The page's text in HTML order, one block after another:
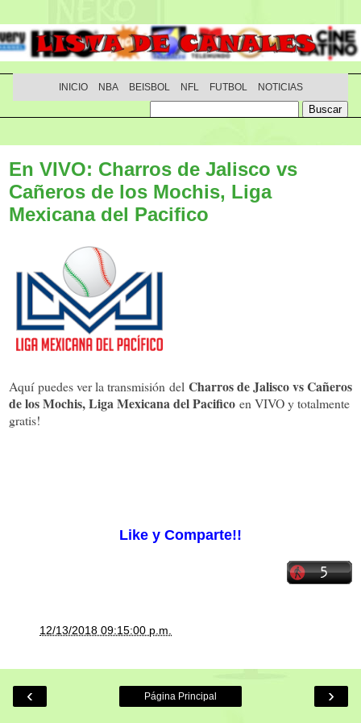
INICIO NBA BEISBOL NFL FUTBOL NOTICIAS
En VIVO: Charros de Jalisco vs
Cañeros de los Mochis, Liga
Mexicana del Pacifico
Aquí puedes ver la transmisión del Charros de Jalisco vs Cañeros
de los Mochis, Liga Mexicana del Pacifico en VIVO y totalmente
gratis!
Like y Comparte!!
12/13/2018 09:15:00 p.m.
‹ ›
Página Principal